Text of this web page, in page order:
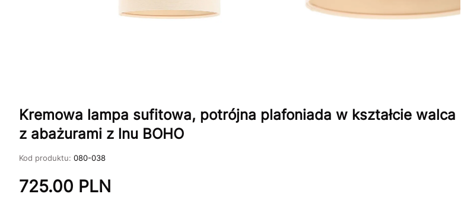
Kremowa lampa sufitowa, potrójna plafoniada w kształcie walca
z abażurami z lnu BOHO
Kod produktu: 080-038
725.00 PLN